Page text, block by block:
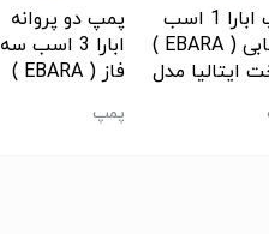
پمپ ابارا 1 اسب
بشقابی ( EBARA )
ایتالیا مدل
سنتر)
پمپ دو پروانه
ابارا 3 اسب سه
فاز ( EBARA )
CDA 3.00 T
پمپ